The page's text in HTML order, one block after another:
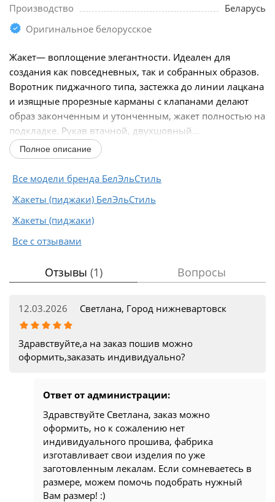
Производство
Беларусь
Оригинальное белорусское
Жакет— воплощение элегантности. Идеален для
создания как повседневных, так и собранных образов.
Воротник пиджачного типа, застежка до линии лацкана
и изящные прорезные карманы с клапанами делают
образ законченным и утонченным, жакет полностью на
подкладке. Рукав втачной, двухшовный...
Полное описание
Все модели бренда БелЭльСтиль
Жакеты (пиджаки) БелЭльСтиль
Жакеты (пиджаки)
Все с отзывами
Отзывы (1) Вопросы
12.03.2026 Светлана, Город нижневартовск
Здравствуйте,а на заказ пошив можно
оформить,заказать индивидуально?
Ответ от администрации:
Здравствуйте Светлана, заказ можно
оформить, но к сожалению нет
индивидуального прошива, фабрика
изготавливает свои изделия по уже
заготовленным лекалам. Если сомневаетесь в
размере, можем помочь подобрать нужный
Вам размер! :)